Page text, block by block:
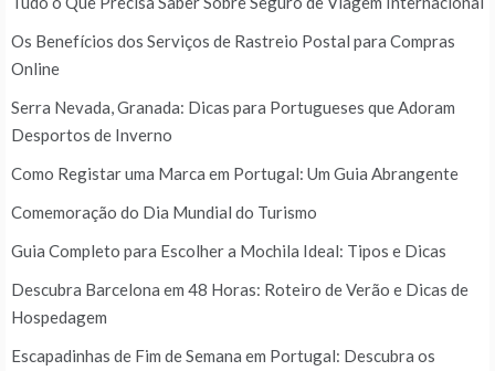
Os Benefícios dos Serviços de Rastreio Postal para Compras
Online
Serra Nevada, Granada: Dicas para Portugueses que Adoram
Desportos de Inverno
Como Registar uma Marca em Portugal: Um Guia Abrangente
Comemoração do Dia Mundial do Turismo
Guia Completo para Escolher a Mochila Ideal: Tipos e Dicas
Descubra Barcelona em 48 Horas: Roteiro de Verão e Dicas de
Hospedagem
Escapadinhas de Fim de Semana em Portugal: Descubra os